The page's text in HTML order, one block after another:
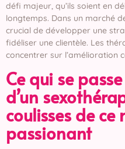
défi majeur, qu’ils soient en
longtemps. Dans un marché
crucial de développer une
fidéliser une clientèle. Les
concentrer sur l’amélioration
Ce qui se
d’un
coulisses de ce
passionant